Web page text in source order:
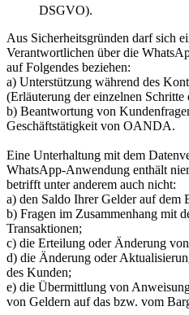
DSGVO).
Aus Sicherheitsgründen darf sich
Verantwortlichen über die
auf Folgendes beziehen:
a) Unterstützung während des
(Erläuterung der einzelnen
b) Beantwortung von
Geschäftstätigkeit von OANDA.
Eine Unterhaltung mit dem
WhatsApp-Anwendung enthält
betrifft unter anderem auch nicht:
a) den Saldo Ihrer Gelder auf dem
b) Fragen im Zusammenhang mit
Transaktionen;
c) die Erteilung oder Änderung
d) die Änderung oder
des Kunden;
e) die Übermittlung von
von Geldern auf das bzw. vom